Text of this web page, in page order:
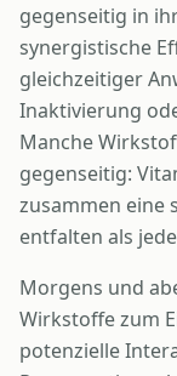
gegenseitig in
synergistische
gleichzeitiger
Inaktivierung
Manche
gegenseitig:
zusammen eine
entfalten als
Morgens und
Wirkstoffe zum
potenzielle